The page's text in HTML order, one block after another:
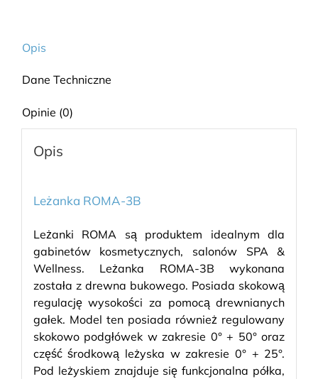
Opis
Dane Techniczne
Opinie (0)
Opis
Leżanka ROMA-3B
Leżanki ROMA są produktem idealnym dla
gabinetów kosmetycznych, salonów SPA &
Wellness. Leżanka ROMA-3B wykonana
została z drewna bukowego. Posiada skokową
regulację wysokości za pomocą drewnianych
gałek. Model ten posiada również regulowany
skokowo podgłówek w zakresie 0° + 50° oraz
część środkową leżyska w zakresie 0° + 25°.
Pod leżyskiem znajduje się funkcjonalna półka,